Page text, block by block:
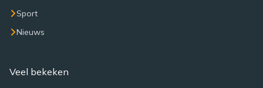
Sport
Nieuws
Veel bekeken